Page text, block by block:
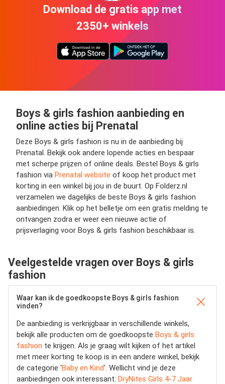
Download de gratis app met
2350+ winkels
Boys & girls fashion aanbieding en
online acties bij Prenatal
Deze Boys & girls fashion is nu in de aanbieding bij
Prenatal. Bekijk ook andere lopende acties en bespaar
met scherpe prijzen of online deals. Bestel Boys & girls
fashion via Prenatal website of koop het product met
korting in een winkel bij jou in de buurt. Op Folderz.nl
verzamelen we dagelijks de beste Boys & girls fashion
aanbiedingen. Klik op het belletje om een gratis melding te
ontvangen zodra er weer een nieuwe actie of
prijsverlaging voor Boys & girls fashion beschikbaar is.
Veelgestelde vragen over Boys & girls
fashion
Waar kan ik de goedkoopste Boys & girls fashion
vinden?
De aanbieding is verkrijgbaar in verschillende winkels,
bekijk alle producten om de goedkoopste Boys & girls
fashion te krijgen. Als je graag wilt kijken of het artikel
met meer korting te koop is in een andere winkel, bekijk
de categorie 'Baby en Kind'. Wellicht vind je deze
aanbiedingen ook interessant: DryNites Girls 4-7 Jaar